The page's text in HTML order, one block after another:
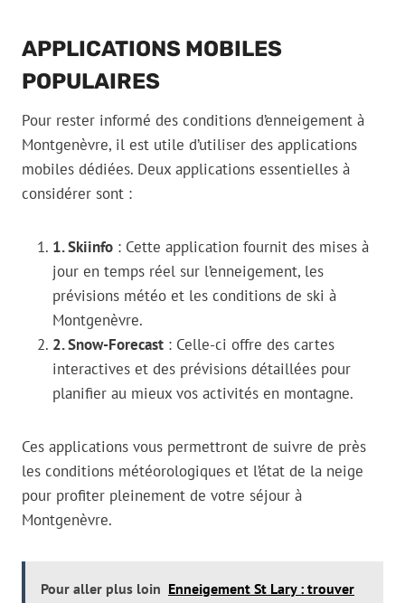
APPLICATIONS MOBILES
POPULAIRES
Pour rester informé des conditions d’enneigement à
Montgenèvre, il est utile d’utiliser des applications
mobiles dédiées. Deux applications essentielles à
considérer sont :
1. Skiinfo : Cette application fournit des mises à
jour en temps réel sur l’enneigement, les
prévisions météo et les conditions de ski à
Montgenèvre.
2. Snow-Forecast : Celle-ci offre des cartes
interactives et des prévisions détaillées pour
planifier au mieux vos activités en montagne.
Ces applications vous permettront de suivre de près
les conditions météorologiques et l’état de la neige
pour profiter pleinement de votre séjour à
Montgenèvre.
Pour aller plus loin Enneigement St Lary : trouver